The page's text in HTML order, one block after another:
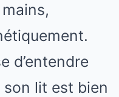
d’entendre
lit est bien